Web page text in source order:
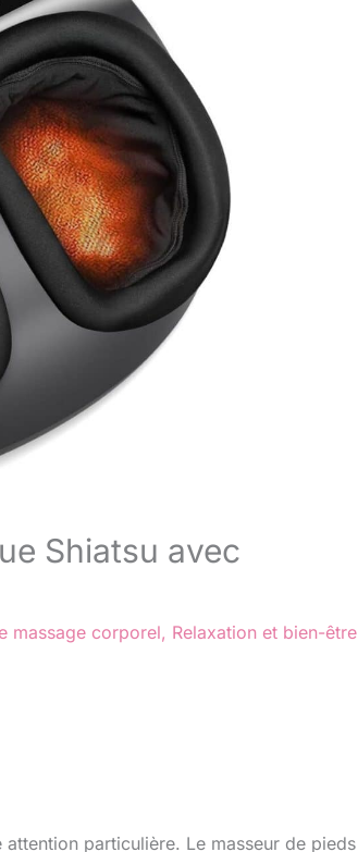
Shiatsu avec
massage corporel, Relaxation et bien-être
particulière. Le masseur de pieds